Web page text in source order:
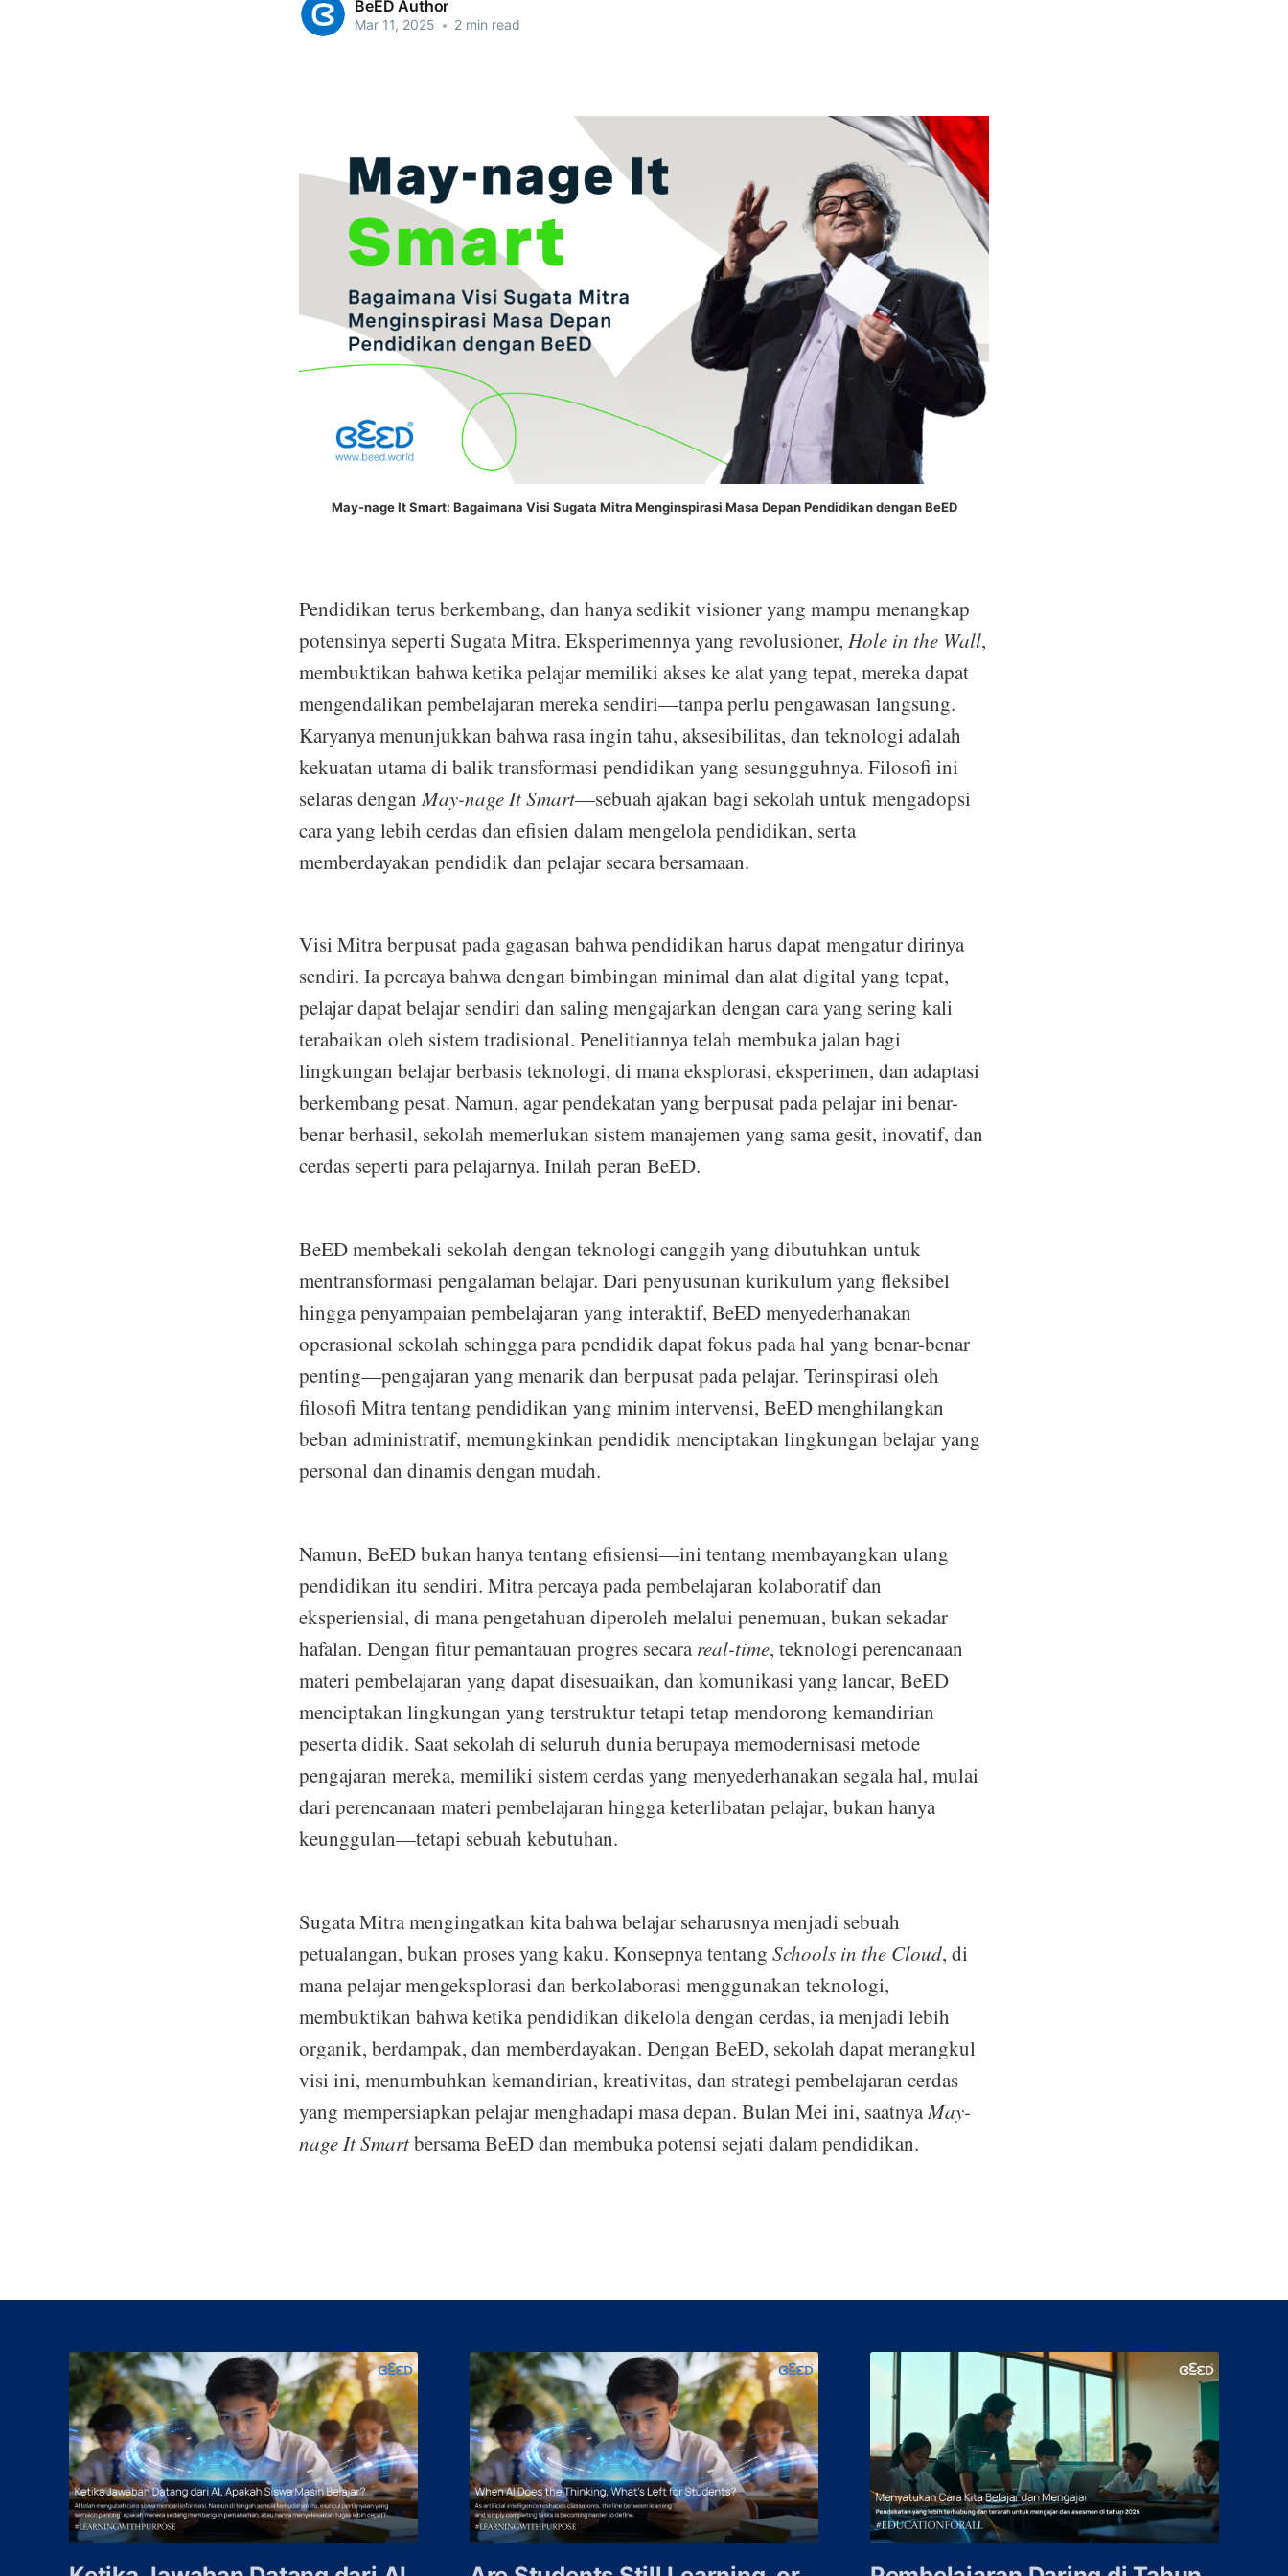
BeED Author
Mar 11, 2025 • 2 min read
May-nage It Smart: Bagaimana Visi Sugata Mitra Menginspirasi Masa Depan Pendidikan dengan BeED
Pendidikan terus berkembang, dan hanya sedikit visioner yang mampu menangkap
potensinya seperti Sugata Mitra. Eksperimennya yang revolusioner, Hole in the Wall,
membuktikan bahwa ketika pelajar memiliki akses ke alat yang tepat, mereka dapat
mengendalikan pembelajaran mereka sendiri—tanpa perlu pengawasan langsung.
Karyanya menunjukkan bahwa rasa ingin tahu, aksesibilitas, dan teknologi adalah
kekuatan utama di balik transformasi pendidikan yang sesungguhnya. Filosofi ini
selaras denganMay-nage It Smart—sebuah ajakan bagi sekolah untuk mengadopsi
cara yang lebih cerdas dan efisien dalam mengelola pendidikan, serta
memberdayakan pendidik dan pelajar secara bersamaan.
Visi Mitra berpusat pada gagasan bahwa pendidikan harus dapat mengatur dirinya
sendiri. Ia percaya bahwa dengan bimbingan minimal dan alat digital yang tepat,
pelajar dapat belajar sendiri dan saling mengajarkan dengan cara yang sering kali
terabaikan oleh sistem tradisional. Penelitiannya telah membuka jalan bagi
lingkungan belajar berbasis teknologi, di mana eksplorasi, eksperimen, dan adaptasi
berkembang pesat. Namun, agar pendekatan yang berpusat pada pelajar ini benar-
benar berhasil, sekolah memerlukan sistem manajemen yang sama gesit, inovatif, dan
cerdas seperti para pelajarnya. Inilah peran BeED.
BeED membekali sekolah dengan teknologi canggih yang dibutuhkan untuk
mentransformasi pengalaman belajar. Dari penyusunan kurikulum yang fleksibel
hingga penyampaian pembelajaran yang interaktif, BeED menyederhanakan
operasional sekolah sehingga para pendidik dapat fokus pada hal yang benar-benar
penting—pengajaran yang menarik dan berpusat pada pelajar. Terinspirasi oleh
filosofi Mitra tentang pendidikan yang minim intervensi, BeED menghilangkan
beban administratif, memungkinkan pendidik menciptakan lingkungan belajar yang
personal dan dinamis dengan mudah.
Namun, BeED bukan hanya tentang efisiensi—ini tentang membayangkan ulang
pendidikan itu sendiri. Mitra percaya pada pembelajaran kolaboratif dan
eksperiensial, di mana pengetahuan diperoleh melalui penemuan, bukan sekadar
hafalan. Dengan fitur pemantauan progres secarareal-time, teknologi perencanaan
materi pembelajaran yang dapat disesuaikan, dan komunikasi yang lancar, BeED
menciptakan lingkungan yang terstruktur tetapi tetap mendorong kemandirian
peserta didik. Saat sekolah di seluruh dunia berupaya memodernisasi metode
pengajaran mereka, memiliki sistem cerdas yang menyederhanakan segala hal, mulai
dari perencanaan materi pembelajaran hingga keterlibatan pelajar, bukan hanya
keunggulan—tetapi sebuah kebutuhan.
Sugata Mitra mengingatkan kita bahwa belajar seharusnya menjadi sebuah
petualangan, bukan proses yang kaku. Konsepnya tentang Schools in the Cloud, di
mana pelajar mengeksplorasi dan berkolaborasi menggunakan teknologi,
membuktikan bahwa ketika pendidikan dikelola dengan cerdas, ia menjadi lebih
organik, berdampak, dan memberdayakan. Dengan BeED, sekolah dapat merangkul
visi ini, menumbuhkan kemandirian, kreativitas, dan strategi pembelajaran cerdas
yang mempersiapkan pelajar menghadapi masa depan. Bulan Mei ini, saatnyaMay-
nage It Smartbersama BeED dan membuka potensi sejati dalam pendidikan.